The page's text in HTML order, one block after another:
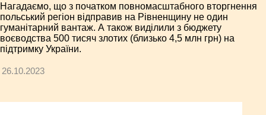
Нагадаємо, що з початком повномасштабного вторгнення
польський регіон відправив на Рівненщину не один
гуманітарний вантаж. А також виділили з бюджету
воєводства 500 тисяч злотих (близько 4,5 млн грн) на
підтримку України.
26.10.2023